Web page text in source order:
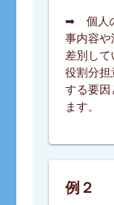
➡ 個人
事内容
差別し
役割分
する要因
ます。
例２